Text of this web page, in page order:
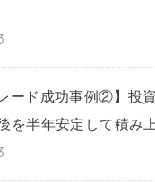
ード成功事例②】投
を半年安定して積み